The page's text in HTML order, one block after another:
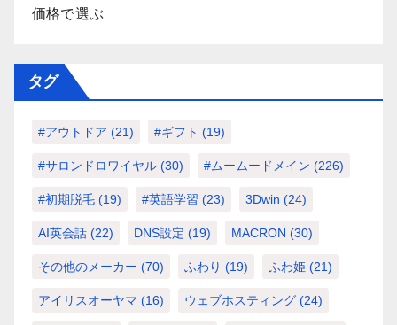
価格で選ぶ
タグ
#アウトドア (21) #ギフト (19)
#サロンドロワイヤル (30) #ムームードメイン (226)
#初期脱毛 (19) #英語学習 (23) 3Dwin (24)
AI英会話 (22) DNS設定 (19) MACRON (30)
その他のメーカー (70) ふわり (19) ふわ姫 (21)
アイリスオーヤマ (16) ウェブホスティング (24)